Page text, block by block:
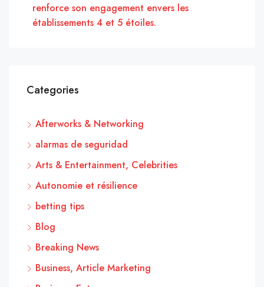
renforce son engagement envers les
établissements 4 et 5 étoiles.
Categories
Afterworks & Networking
alarmas de seguridad
Arts & Entertainment, Celebrities
Autonomie et résilience
betting tips
Blog
Breaking News
Business, Article Marketing